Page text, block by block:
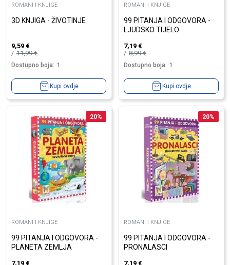
ROMANI I KNJIGE
3D KNJIGA - ŽIVOTINJE
9,59 €
11,99€
Dostupno boja: 1
Kupi ovdje
ROMANI I KNJIGE
99 PITANJA I ODGOVORA -
LJUDSKO TIJELO
7,19 €
8,99€
Dostupno boja: 1
Kupi ovdje
20%
ROMANI I KNJIGE
99 PITANJA I ODGOVORA -
PLANETA ZEMLJA
7,19 €
20%
ROMANI I KNJIGE
99 PITANJA I ODGOVORA -
PRONALASCI
7,19 €